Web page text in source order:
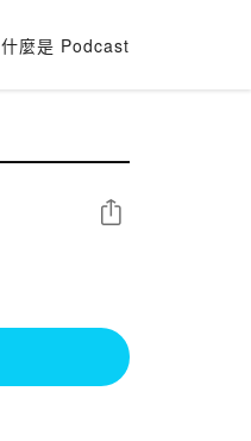
什麼是 Podcast
分享